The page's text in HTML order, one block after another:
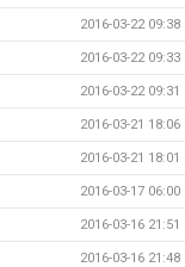
2016-03-22 09:38
2016-03-22 09:33
2016-03-22 09:31
2016-03-21 18:06
2016-03-21 18:01
2016-03-17 06:00
2016-03-16 21:51
2016-03-16 21:48